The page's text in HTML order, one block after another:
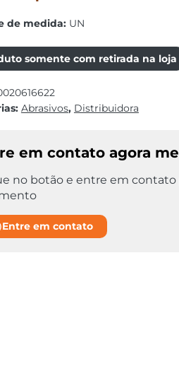
de medida:UN
somente com retirada na loja
Abrasivos, Distribuidora
em contato agora
no botão e entre em
Entre em contato